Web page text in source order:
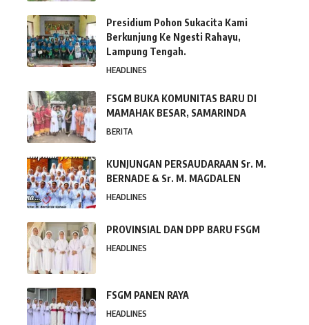
Presidium Pohon Sukacita Kami
Berkunjung Ke Ngesti Rahayu,
Lampung Tengah.
HEADLINES
FSGM BUKA KOMUNITAS BARU DI
MAMAHAK BESAR, SAMARINDA
BERITA
KUNJUNGAN PERSAUDARAAN Sr. M.
BERNADE & Sr. M. MAGDALEN
HEADLINES
PROVINSIAL DAN DPP BARU FSGM
HEADLINES
FSGM PANEN RAYA
HEADLINES